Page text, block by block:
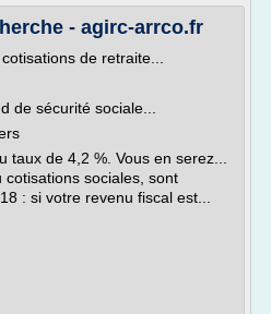
- agirc-arrco.fr
de retraite...
de sécurité sociale...
taux de 4,2 %. Vous en serez...
sociales, sont
: si votre revenu fiscal est...